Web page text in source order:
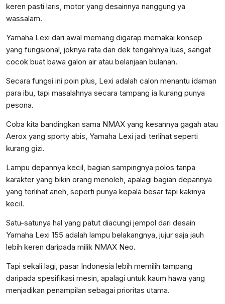
keren pasti laris, motor yang desainnya nanggung ya
wassalam.
Yamaha Lexi dari awal memang digarap memakai konsep
yang fungsional, joknya rata dan dek tengahnya luas, sangat
cocok buat bawa galon air atau belanjaan bulanan.
Secara fungsi ini poin plus, Lexi adalah calon menantu idaman
para ibu, tapi masalahnya secara tampang ia kurang punya
pesona.
Coba kita bandingkan sama NMAX yang kesannya gagah atau
Aerox yang sporty abis, Yamaha Lexi jadi terlihat seperti
kurang gizi.
Lampu depannya kecil, bagian sampingnya polos tanpa
karakter yang bikin orang menoleh, apalagi bagian depannya
yang terlihat aneh, seperti punya kepala besar tapi kakinya
kecil.
Satu-satunya hal yang patut diacungi jempol dari desain
Yamaha Lexi 155 adalah lampu belakangnya, jujur saja jauh
lebih keren daripada milik NMAX Neo.
Tapi sekali lagi, pasar Indonesia lebih memilih tampang
daripada spesifikasi mesin, apalagi untuk kaum hawa yang
menjadikan penampilan sebagai prioritas utama.